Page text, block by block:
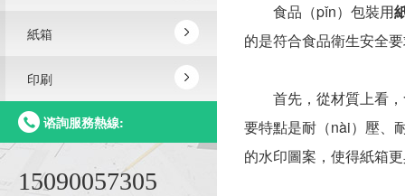
紙箱
印刷
谘詢服務熱線:
15090057305
食品（pǐn）包裝用
的是符合食品衛生安全
首先，從材質上看，
要特點是耐（nài）壓、
的水印圖案，使得紙箱